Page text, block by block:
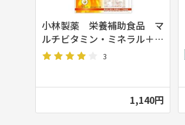
小林製薬 栄養補助食品 マ
ルチビタミン・ミネラル＋コ
エンザイムＱ１０ 120粒 約3
3
1,140円